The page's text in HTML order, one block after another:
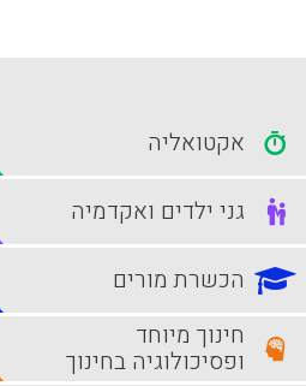
אקטואליה
גני ילדים ואקדמיה
הכשרת מורים
חינוך מיוחד
ופסיכולוגיה בחינוך